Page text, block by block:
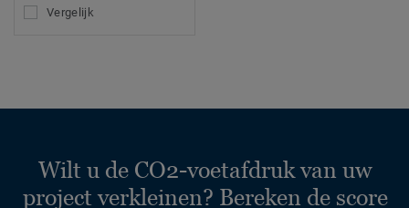
Vergelijk
Wilt u de CO2-voetafdruk van uw
project verkleinen? Bereken de score